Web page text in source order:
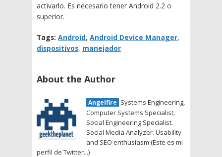
activarlo. Es necesario tener Android 2.2 o
superior.
Tags: Android, Android Device Manager,
dispositivos, manejador
About the Author
Angelfire Systems Engineering,
Computer Systems Specialist,
Social Engineering Specialist.
Social Media Analyzer. Usability
and SEO enthusiasm (Este es mi
perfil de Twitter...)